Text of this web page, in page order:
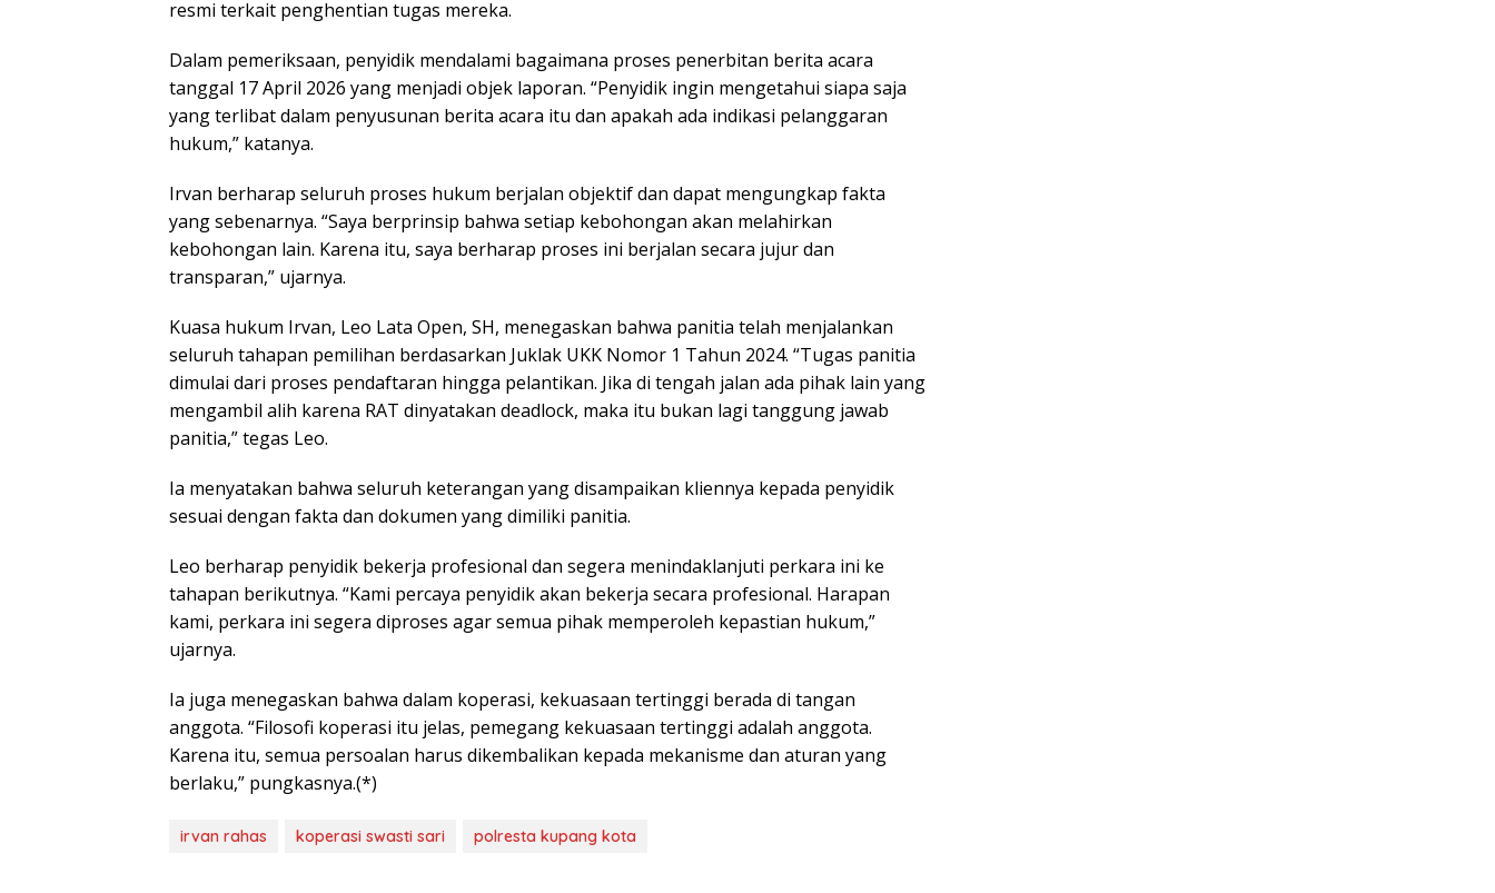
resmi terkait penghentian tugas mereka.
Dalam pemeriksaan, penyidik mendalami bagaimana proses penerbitan berita acara
tanggal 17 April 2026 yang menjadi objek laporan. “Penyidik ingin mengetahui siapa saja
yang terlibat dalam penyusunan berita acara itu dan apakah ada indikasi pelanggaran
hukum,” katanya.
Irvan berharap seluruh proses hukum berjalan objektif dan dapat mengungkap fakta
yang sebenarnya. “Saya berprinsip bahwa setiap kebohongan akan melahirkan
kebohongan lain. Karena itu, saya berharap proses ini berjalan secara jujur dan
transparan,” ujarnya.
Kuasa hukum Irvan, Leo Lata Open, SH, menegaskan bahwa panitia telah menjalankan
seluruh tahapan pemilihan berdasarkan Juklak UKK Nomor 1 Tahun 2024. “Tugas panitia
dimulai dari proses pendaftaran hingga pelantikan. Jika di tengah jalan ada pihak lain yang
mengambil alih karena RAT dinyatakan deadlock, maka itu bukan lagi tanggung jawab
panitia,” tegas Leo.
Ia menyatakan bahwa seluruh keterangan yang disampaikan kliennya kepada penyidik
sesuai dengan fakta dan dokumen yang dimiliki panitia.
Leo berharap penyidik bekerja profesional dan segera menindaklanjuti perkara ini ke
tahapan berikutnya. “Kami percaya penyidik akan bekerja secara profesional. Harapan
kami, perkara ini segera diproses agar semua pihak memperoleh kepastian hukum,”
ujarnya.
Ia juga menegaskan bahwa dalam koperasi, kekuasaan tertinggi berada di tangan
anggota. “Filosofi koperasi itu jelas, pemegang kekuasaan tertinggi adalah anggota.
Karena itu, semua persoalan harus dikembalikan kepada mekanisme dan aturan yang
berlaku,” pungkasnya.(*)
irvan rahas koperasi swasti sari polresta kupang kota